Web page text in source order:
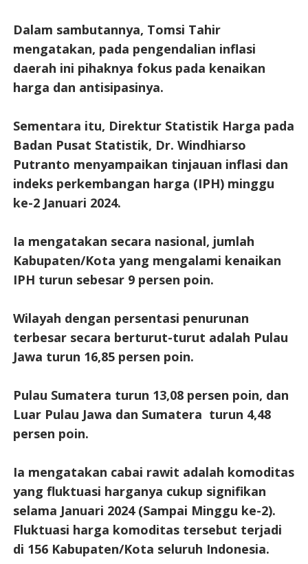
Dalam sambutannya, Tomsi Tahir
mengatakan, pada pengendalian inflasi
daerah ini pihaknya fokus pada kenaikan
harga dan antisipasinya.
Sementara itu, Direktur Statistik Harga pada
Badan Pusat Statistik, Dr. Windhiarso
Putranto menyampaikan tinjauan inflasi dan
indeks perkembangan harga (IPH) minggu
ke-2 Januari 2024.
Ia mengatakan secara nasional, jumlah
Kabupaten/Kota yang mengalami kenaikan
IPH turun sebesar 9 persen poin.
Wilayah dengan persentasi penurunan
terbesar secara berturut-turut adalah Pulau
Jawa turun 16,85 persen poin.
Pulau Sumatera turun 13,08 persen poin, dan
Luar Pulau Jawa dan Sumatera turun 4,48
persen poin.
Ia mengatakan cabai rawit adalah komoditas
yang fluktuasi harganya cukup signifikan
selama Januari 2024 (Sampai Minggu ke-2).
Fluktuasi harga komoditas tersebut terjadi
di 156 Kabupaten/Kota seluruh Indonesia.